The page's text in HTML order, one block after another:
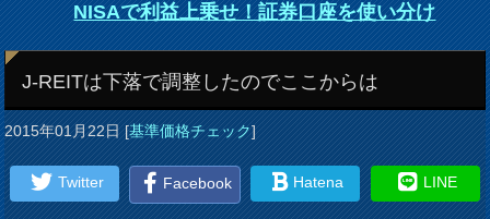
NISAで利益上乗せ！証券口座を使い分け
J-REITは下落で調整したのでここからは
2015年01月22日[基準価格チェック]
Twitter Facebook Hatena LINE